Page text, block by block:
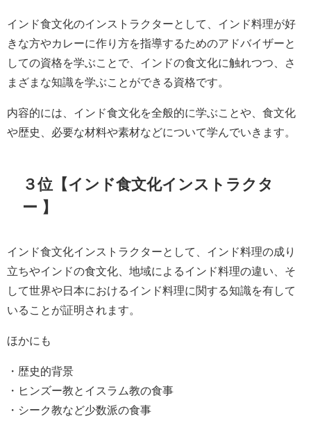
インド食文化のインストラクターとして、インド料理が好
きな方やカレーに作り方を指導するためのアドバイザーと
しての資格を学ぶことで、インドの食文化に触れつつ、さ
まざまな知識を学ぶことができる資格です。
内容的には、インド食文化を全般的に学ぶことや、食文化
や歴史、必要な材料や素材などについて学んでいきます。
３位【インド食文化インストラクタ
ー 】
インド食文化インストラクターとして、インド料理の成り
立ちやインドの食文化、地域によるインド料理の違い、そ
して世界や日本におけるインド料理に関する知識を有して
いることが証明されます。
ほかにも
・歴史的背景
・ヒンズー教とイスラム教の食事
・シーク教など少数派の食事